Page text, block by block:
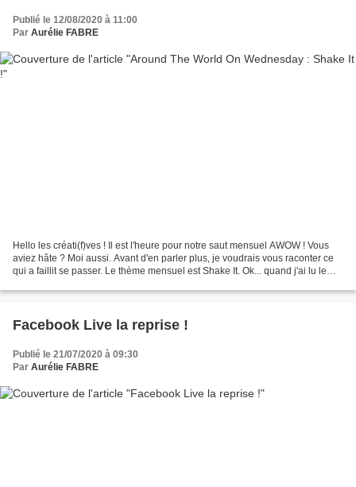
Publié le 12/08/2020 à 11:00
Par Aurélie FABRE
Hello les créati(f)ves ! Il est l'heure pour notre saut mensuel AWOW ! Vous
aviez hâte ? Moi aussi. Avant d'en parler plus, je voudrais vous raconter ce
qui a faillit se passer. Le thème mensuel est Shake It. Ok... quand j'ai lu le
Facebook Live la reprise !
Publié le 21/07/2020 à 09:30
Par Aurélie FABRE